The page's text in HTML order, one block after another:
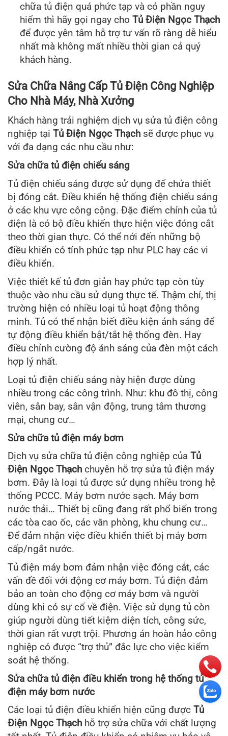
chữa tủ điện quá phức tạp và có phần nguy
hiểm thì hãy gọi ngay choTủ Điện Ngọc Thạch
để được yên tâm hỗ trợ tư vấn rõ ràng dễ hiểu
nhất mà không mất nhiều thời gian cả quý
khách hàng.
Sửa Chữa Nâng Cấp Tủ Điện Công Nghiệp
Cho Nhà Máy, Nhà Xưởng
Khách hàng trải nghiệm dịch vụ sửa tủ điện công
nghiệp tại Tủ Điện Ngọc Thạch sẽ được phục vụ
với đa dạng các nhu cầu như:
Sửa chữa tủ điện chiếu sáng
Tủ điện chiếu sáng được sử dụng để chứa thiết
bị đóng cắt. Điều khiển hệ thống điện chiếu sáng
ở các khu vực công cộng. Đặc điểm chính của tủ
điện là có bộ điều khiển thực hiện việc đóng cắt
theo thời gian thực. Có thể nới đến những bộ
điều khiển có tính phức tạp như PLC hay các vi
điều khiển.
Việc thiết kế tủ đơn giản hay phức tạp còn tùy
thuộc vào nhu cầu sử dụng thực tế. Thậm chí, thị
trường hiện có nhiều loại tủ hoạt động thông
minh. Tủ có thể nhận biết điều kiện ánh sáng để
tự động điều khiển bật/tắt hệ thống đèn. Hay
điều chỉnh cường độ ánh sáng của đèn một cách
hợp lý nhất.
Loại tủ điện chiếu sáng này hiện được dùng
nhiều trong các công trình. Như: khu đô thị, công
viên, sân bay, sân vận động, trung tâm thương
mại, chung cư…
Sửa chữa tủ điện máy bơm
Dịch vụ sửa chữa tủ điện công nghiệp của Tủ
Điện Ngọc Thạch chuyên hỗ trợ sửa tủ điện máy
bơm. Đây là loại tủ được sử dụng nhiều trong hệ
thống PCCC. Máy bơm nước sạch. Máy bơm
nước thải… Thiết bị cũng đang rất phổ biến trong
các tòa cao ốc, các văn phòng, khu chung cư…
Để đảm nhận việc điều khiển thiết bị máy bơm
cấp/ngắt nước.
Tủ điện máy bơm đảm nhận việc đóng cắt, các
vấn đề đối với động cơ máy bơm. Tủ điện đảm
bảo an toàn cho động cơ máy bơm và người
dùng khi có sự cố về điện. Việc sử dụng tủ còn
giúp người dùng tiết kiệm diện tích, công sức,
thời gian rất vượt trội. Phương án hoàn hảo công
nghiệp có được “trợ thủ” đắc lực cho việc kiểm
soát hệ thống.
Sửa chữa tủ điện điều khiển trong hệ thống tủ
điện máy bơm nước
Các loại tủ điện điều khiển hiện cũng được Tủ
Điện Ngọc Thạch hỗ trợ sửa chữa với chất lượng